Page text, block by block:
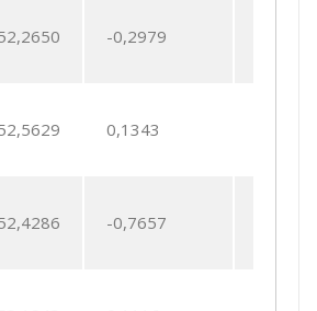
-0,2979
0,1343
-0,7657